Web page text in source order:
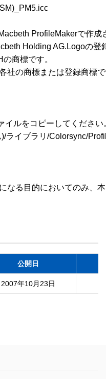
ProfileMakerで作成
Holding AG.Logoの登
商標です。
の商標または登録商標
ルをコピーしてください
イブラリ/Colorsync/
る目的においてのみ、本
公開日
2007年10月23日